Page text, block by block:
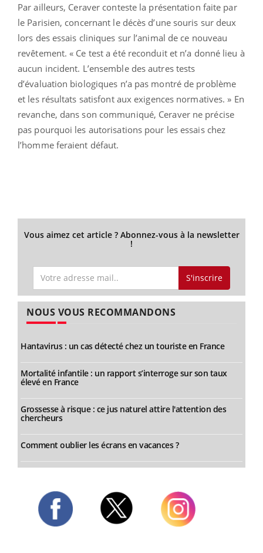
Par ailleurs, Ceraver conteste la présentation faite par
le Parisien, concernant le décès d’une souris sur deux
lors des essais cliniques sur l’animal de ce nouveau
revêtement. « Ce test a été reconduit et n’a donné lieu à
aucun incident. L’ensemble des autres tests
d’évaluation biologiques n’a pas montré de problème
et les résultats satisfont aux exigences normatives. » En
revanche, dans son communiqué, Ceraver ne précise
pas pourquoi les autorisations pour les essais chez
l’homme feraient défaut.
Vous aimez cet article ? Abonnez-vous à la newsletter
!
S'inscrire
NOUS VOUS RECOMMANDONS
Hantavirus : un cas détecté chez un touriste en France
Mortalité infantile : un rapport s’interroge sur son taux
élevé en France
Grossesse à risque : ce jus naturel attire l'attention des
chercheurs
Comment oublier les écrans en vacances ?